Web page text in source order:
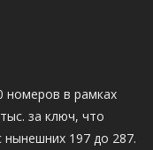
номеров в рамках
за ключ, что
197 до 287.